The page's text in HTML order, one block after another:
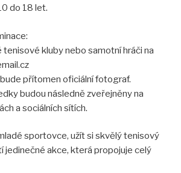
do 18 let.
kluby nebo samotní hráči na
přítomen oficiální fotograf.
budou následně zveřejněny na
a sociálních sítích.
sportovce, užít si skvělý tenisový
jedinečné akce, která propojuje celý